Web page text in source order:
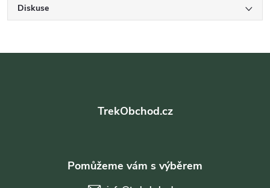
Diskuse
TrekObchod.cz